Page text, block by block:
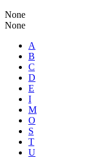
None
None
A
B
C
D
E
I
M
O
S
T
U